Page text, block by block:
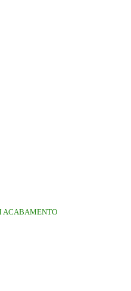
ACABAMENTO